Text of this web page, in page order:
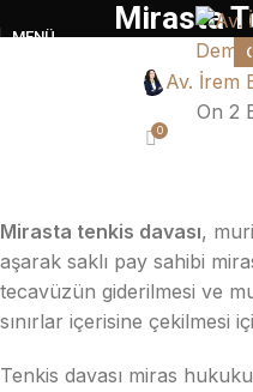
MENÜ Mirasta
Av. İrem
On 2
0
Mirasta tenkis davası,
aşarak saklı pay sahibi
tecavüzün giderilmesi ve
sınırlar içerisine çekilmesi
Tenkis davası miras